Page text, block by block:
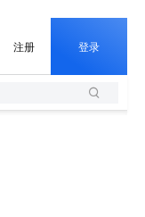
注册 登录
原SSL证书）
可信的WEB访问
辑精美 PPT 文稿
服务器
器，轻松开启游戏
百万元
，五大权
成功
能合作